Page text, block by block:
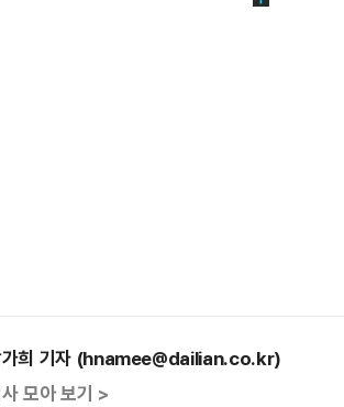
가희 기자 (hnamee@dailian.co.kr)
모아 보기 >